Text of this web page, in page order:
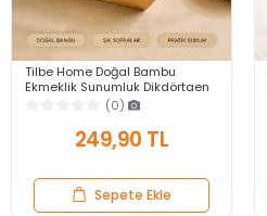
Tilbe Home Doğal Bambu
Ekmeklik Sunumluk Dikdörtgen
Kahvaltı ve Servis Sepeti
(0)
249,90 TL
Sepete Ekle